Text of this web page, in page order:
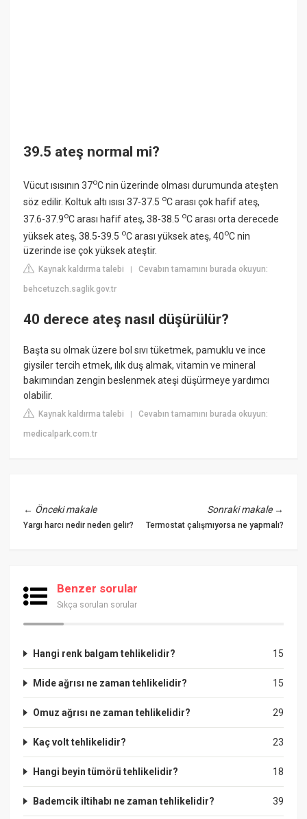
39.5 ateş normal mi?
Vücut ısısının 37oC nin üzerinde olması durumunda ateşten
söz edilir. Koltuk altı ısısı 37-37.5 oC arası çok hafif ateş,
37.6-37.9oC arası hafif ateş, 38-38.5 oC arası orta derecede
yüksek ateş, 38.5-39.5 oC arası yüksek ateş, 40oC nin
üzerinde ise çok yüksek ateştir.
Kaynak kaldırma talebi |Cevabın tamamını burada okuyun:
behcetuzch.saglik.gov.tr
40 derece ateş nasıl düşürülür?
Başta su olmak üzere bol sıvı tüketmek, pamuklu ve ince
giysiler tercih etmek, ılık duş almak, vitamin ve mineral
bakımından zengin beslenmek ateşi düşürmeye yardımcı
olabilir.
Kaynak kaldırma talebi |Cevabın tamamını burada okuyun:
medicalpark.com.tr
← Önceki makale
Yargı harcı nedir neden gelir?
Sonraki makale→
Termostat çalışmıyorsa ne yapmalı?
Benzer sorular
Sıkça sorulan sorular
15
Hangi renk balgam tehlikelidir?
15
Mide ağrısı ne zaman tehlikelidir?
29
Omuz ağrısı ne zaman tehlikelidir?
23
Kaç volt tehlikelidir?
18
Hangi beyin tümörü tehlikelidir?
39
Bademcik iltihabı ne zaman tehlikelidir?